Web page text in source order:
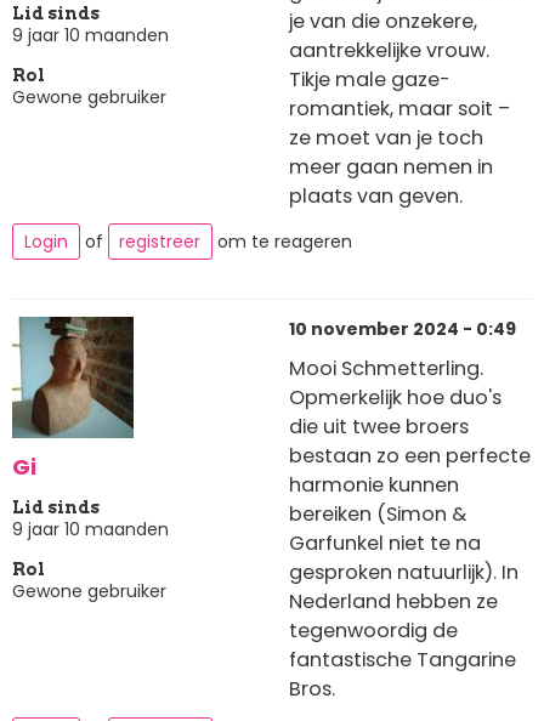
Lid sinds
9 jaar 10 maanden
Rol
Gewone gebruiker
je van die onzekere,
aantrekkelijke vrouw.
Tikje male gaze-
romantiek, maar soit –
ze moet van je toch
meer gaan nemen in
plaats van geven.
Login of registreer om te reageren
Gi
Lid sinds
9 jaar 10 maanden
Rol
Gewone gebruiker
10 november 2024 - 0:49
Mooi Schmetterling.
Opmerkelijk hoe duo's
die uit twee broers
bestaan zo een perfecte
harmonie kunnen
bereiken (Simon &
Garfunkel niet te na
gesproken natuurlijk). In
Nederland hebben ze
tegenwoordig de
fantastische Tangarine
Bros.